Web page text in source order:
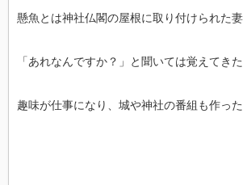
懸魚とは神社仏閣の屋根に取り付けられた妻
「あれなんですか？」と聞いては覚えてきた
趣味が仕事になり、城や神社の番組も作った